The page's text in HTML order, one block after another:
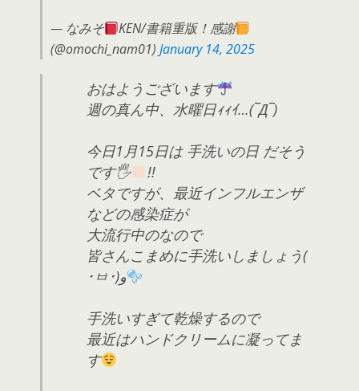
— なみそ
KEN/書籍重版！感謝
(@omochi_nam01) January 14, 2025
おはようございます
週の真ん中、水曜日ｨｨｲ…ԅ(¯Д¯ԅ)
今日1月15日は 手洗いの日 だそう
です🖐
!!
ベタですが、最近インフルエンザ
などの感染症が
大流行中のなので
皆さんこまめに手洗いしましょう(
･ㅂ･)و
手洗いすぎて乾燥するので
最近はハンドクリームに凝ってま
す